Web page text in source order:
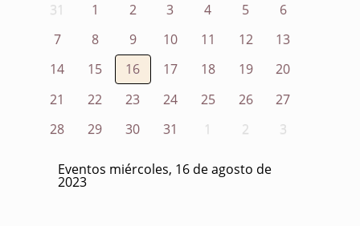
31 1 2 3 4 5
6
7
8 9 10 11 12
13
14
15 16 17 18 19
20
21
22 23 24 25 26
27
28
29 30 31 1 2 3
Eventos miércoles, 16 de agosto de
2023